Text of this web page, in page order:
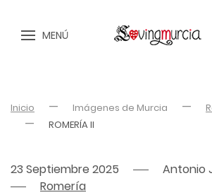
MENÚ
Inicio Imágenes de Murcia
ROMERÍA II
23 Septiembre 2025
Antonio
Romería